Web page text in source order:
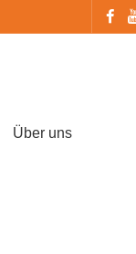
Über uns